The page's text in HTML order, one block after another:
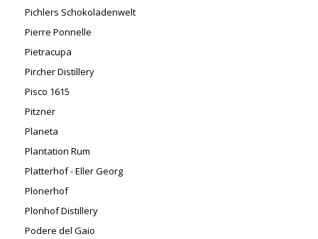
Pichlers Schokoladenwelt
Pierre Ponnelle
Pietracupa
Pircher Distillery
Pisco 1615
Pitzner
Planeta
Plantation Rum
Platterhof - Eller Georg
Plonerhof
Plonhof Distillery
Podere del Gaio